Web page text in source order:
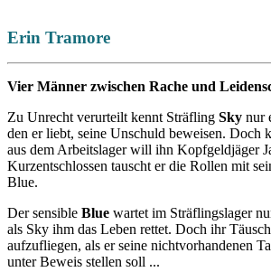
Erin Tramore
Vier Männer zwischen Rache und
Zu Unrecht verurteilt kennt Sträfling Sky nur
den er liebt, seine Unschuld beweisen. Doch
aus dem Arbeitslager will ihn Kopfgeldjäger
Kurzentschlossen tauscht er die Rollen mit
Blue.
Der sensible Blue wartet im Sträflingslager
als Sky ihm das Leben rettet. Doch ihr
aufzufliegen, als er seine nichtvorhandenen
unter Beweis stellen soll ...